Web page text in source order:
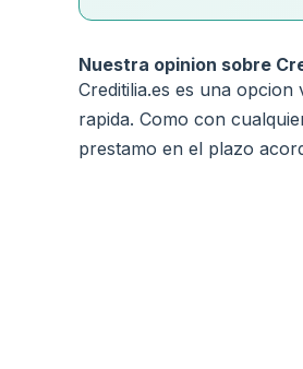
Nuestra opinion sobre
Creditilia.es es una
rapida. Como con
prestamo en el plazo